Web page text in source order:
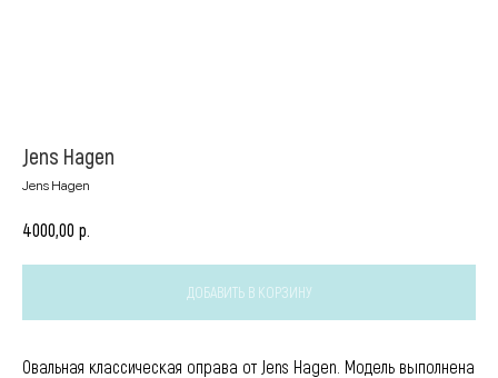
Jens Hagen
Jens Hagen
4000,00 р.
ДОБАВИТЬ В КОРЗИНУ
Овальная классическая оправа от Jens Hagen. Модель выполнена